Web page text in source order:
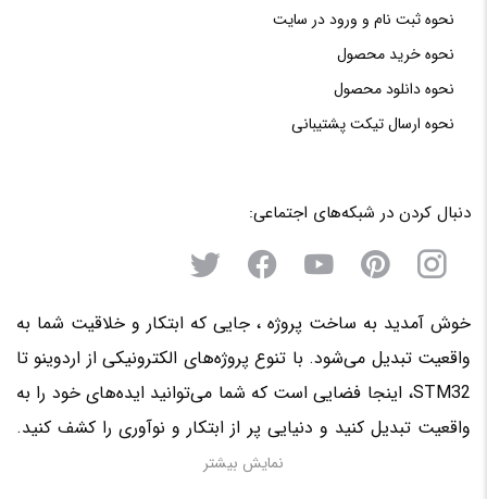
نحوه‌ ثبت‌ نام و ورود در سایت
نحوه خرید محصول
نحوه دانلود محصول
نحوه‌ ارسال‌ تیکت‌ پشتیبانی
دنبال کردن در شبکه‌های اجتماعی:
خوش آمدید به ساخت پروژه ، جایی که ابتکار و خلاقیت شما به
واقعیت تبدیل می‌شود. با تنوع پروژه‌های الکترونیکی از اردوینو تا
STM32، اینجا فضایی است که شما می‌توانید ایده‌های خود را به
واقعیت تبدیل کنید و دنیایی پر از ابتکار و نوآوری را کشف کنید.
منتظر حضور فعال شما در این سرزمین الکترونیکی هستیم!
نمایش بیشتر